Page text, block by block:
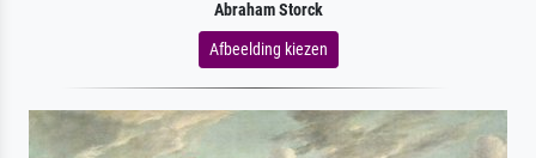
Abraham Storck
Afbeelding kiezen